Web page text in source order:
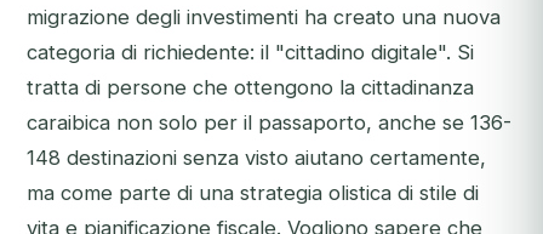
migrazione degli investimenti ha creato una nuova
categoria di richiedente: il "cittadino digitale". Si
tratta di persone che ottengono la cittadinanza
caraibica non solo per il passaporto, anche se 136-
148 destinazioni senza visto aiutano certamente,
ma come parte di una strategia olistica di stile di
vita e pianificazione fiscale. Vogliono sapere che